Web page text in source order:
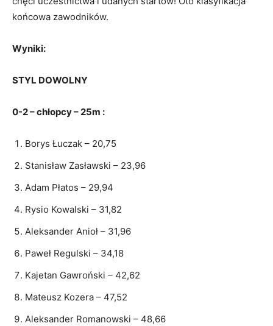
końcowa zawodników.
Wyniki:
STYL DOWOLNY
0-2 – chłopcy – 25m :
Borys Łuczak – 20,75
Stanisław Zasławski – 23,96
Adam Płatos – 29,94
Rysio Kowalski – 31,82
Aleksander Anioł – 31,96
Paweł Regulski – 34,18
Kajetan Gawroński – 42,62
Mateusz Kozera – 47,52
Aleksander Romanowski – 48,66